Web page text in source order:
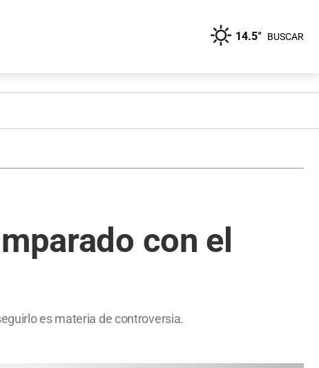
14.5° BUSCAR
con el
es materia de controversia.